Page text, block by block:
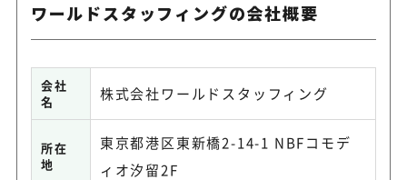
ワールドスタッフィングの会社概要
会社
名
株式会社ワールドスタッフィング
所在
地
東京都港区東新橋2-14-1 NBFコモデ
ィオ汐留2F